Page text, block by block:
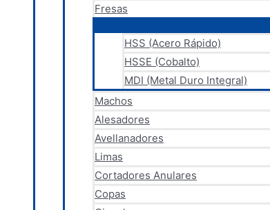
Fresas
HSS (Acero Rápido)
HSSE (Cobalto)
MDI (Metal Duro Integral)
Machos
Alesadores
Avellanadores
Limas
Cortadores Anulares
Copas